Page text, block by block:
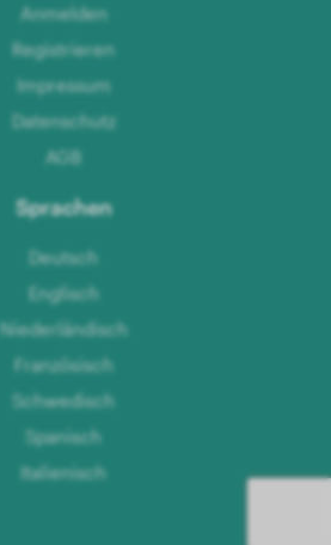
Anmelden
Registrieren
Impressum
Datenschutz
AGB
Sprachen
Deutsch
Englisch
Niederländisch
Französisch
Schwedisch
Spanisch
Italienisch